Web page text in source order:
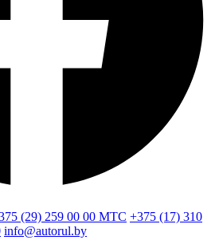
(29) 259 00 00 МТС +375 (17) 310
info@autorul.by